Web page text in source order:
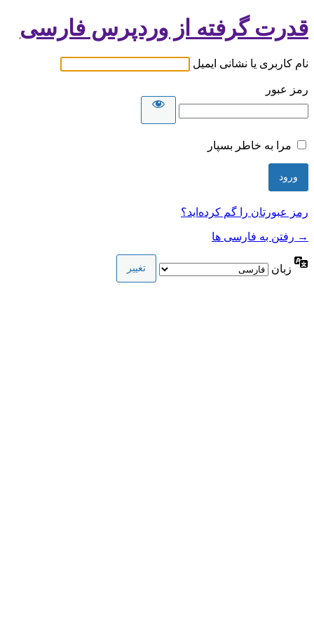
قدرت گرفته از وردپرس فارسی
نام کاربری یا نشانی ایمیل
رمز عبور
مرا به خاطر بسپار
رمز عبورتان را گم کرده‌اید؟
→ رفتن به فارسی ها
زبان